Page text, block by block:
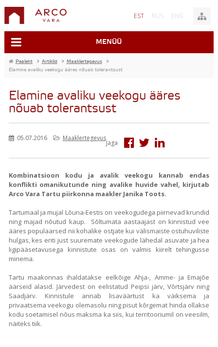
EST RUS ENG
MENÜÜ
Pealeht > Artiklid > Maaklertegevus
>
Elamine avaliku veekogu ääres nõuab tolerantsust
Elamine avaliku veekogu ääres
nõuab tolerantsust
05.07.2016 Maaklertegevus
Jaga
Kombinatsioon kodu ja avalik veekogu kannab endas
konflikti omanikutunde ning avalike huvide vahel, kirjutab
Arco Vara Tartu piirkonna maakler Janika Toots.
Tartumaal ja mujal Lõuna-Eestis on veekogudega piirnevad krundid
ning majad nõutud kaup. Sõltumata aastaajast on kinnistud vee
ääres populaarsed nii kohalike ostjate kui välismaiste ostuhuviliste
hulgas, kes eriti just suuremate veekogude lähedal asuvate ja hea
ligipääsetavusega kinnistute osas on valmis kiirelt tehingusse
minema.
Tartu maakonnas ihaldatakse eelkõige Ahja-, Amme- ja Emajõe
äärseid alasid. Järvedest on eelistatud Peipsi järv, Võrtsjärv ning
Saadjärv. Kinnistule annab lisaväärtust ka väiksema ja
privaatsema veekogu olemasolu ning pisut kõrgemat hinda ollakse
kodu soetamisel nõus maksma ka siis, kui territooriumil on veesilm,
näiteks tiik.